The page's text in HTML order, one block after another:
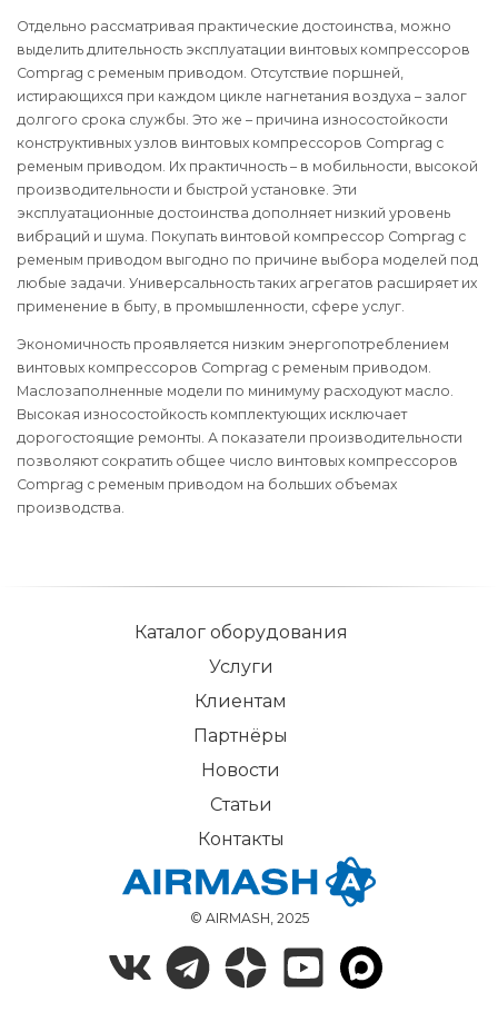
Отдельно рассматривая практические достоинства, можно
выделить длительность эксплуатации винтовых компрессоров
Comprag с ременым приводом. Отсутствие поршней,
истирающихся при каждом цикле нагнетания воздуха – залог
долгого срока службы. Это же – причина износостойкости
конструктивных узлов винтовых компрессоров Comprag с
ременым приводом. Их практичность – в мобильности, высокой
производительности и быстрой установке. Эти
эксплуатационные достоинства дополняет низкий уровень
вибраций и шума. Покупать винтовой компрессор Comprag с
ременым приводом выгодно по причине выбора моделей под
любые задачи. Универсальность таких агрегатов расширяет их
применение в быту, в промышленности, сфере услуг.
Экономичность проявляется низким энергопотреблением
винтовых компрессоров Comprag с ременым приводом.
Маслозаполненные модели по минимуму расходуют масло.
Высокая износостойкость комплектующих исключает
дорогостоящие ремонты. А показатели производительности
позволяют сократить общее число винтовых компрессоров
Comprag с ременым приводом на больших объемах
производства.
© AIRMASH, 2025
Каталог оборудования
Услуги
Клиентам
Партнёры
Новости
Статьи
Контакты